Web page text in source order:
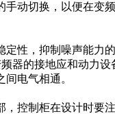
手动切换，以便在
定性，抑制噪声能力
器的接地应和动力
电气相通。
，控制柜在设计时要